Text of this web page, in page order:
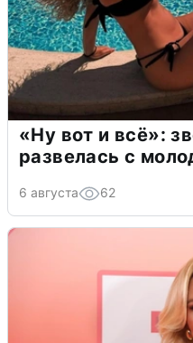
«Ну вот и всё»:
развелась с
6 августа 62